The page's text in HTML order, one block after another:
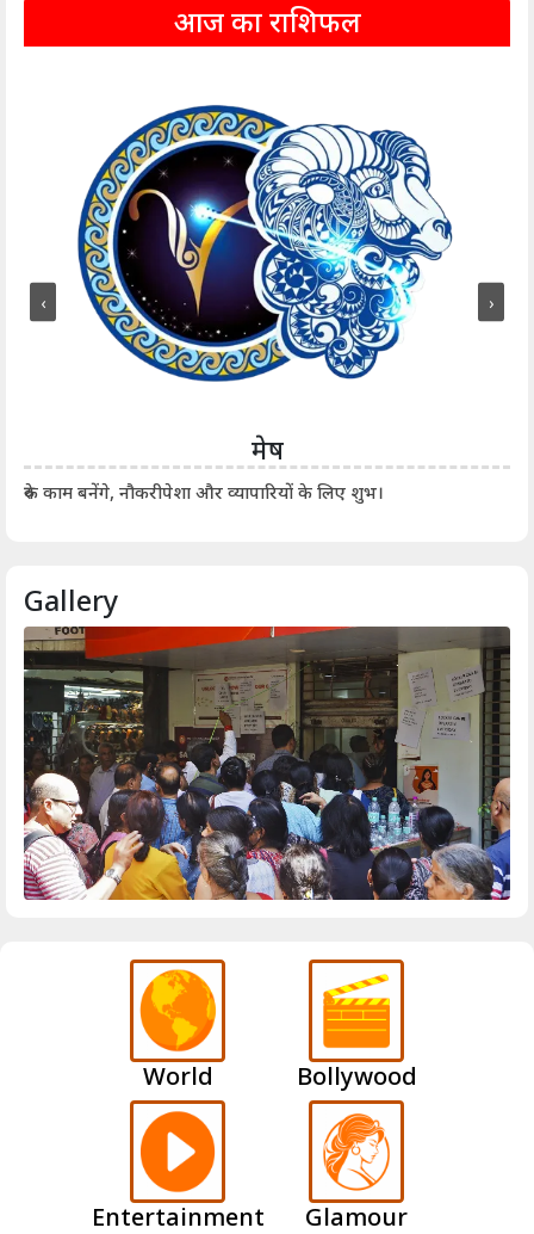
आज का राशिफल
मेष
रुके काम बनेंगे, नौकरीपेशा और व्यापारियों के लिए शुभ।
‹ ›
Gallery
World Bollywood
Entertainment Glamour